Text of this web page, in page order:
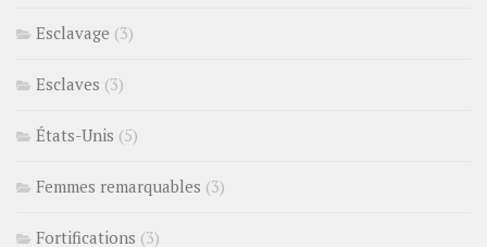
Esclavage (3)
Esclaves (3)
États-Unis (5)
Femmes remarquables (3)
Fortifications (3)